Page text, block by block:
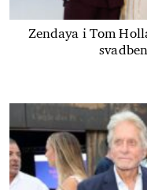
Zendaya i Tom